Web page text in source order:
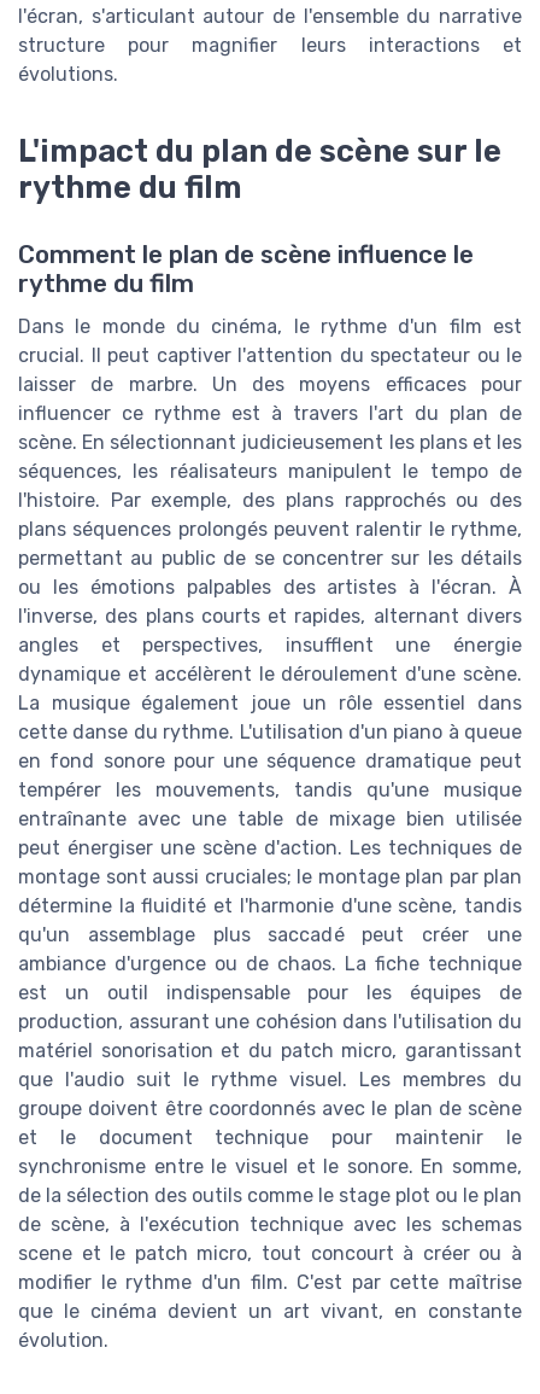
l'écran, s'articulant autour de l'ensemble du narrative
structure pour magnifier leurs interactions et
évolutions.
L'impact du plan de scène sur le
rythme du film
Comment le plan de scène influence le
rythme du film
Dans le monde du cinéma, le rythme d'un film est
crucial. Il peut captiver l'attention du spectateur ou le
laisser de marbre. Un des moyens efficaces pour
influencer ce rythme est à travers l'art du plan de
scène. En sélectionnant judicieusement les plans et les
séquences, les réalisateurs manipulent le tempo de
l'histoire. Par exemple, des plans rapprochés ou des
plans séquences prolongés peuvent ralentir le rythme,
permettant au public de se concentrer sur les détails
ou les émotions palpables des artistes à l'écran. À
l'inverse, des plans courts et rapides, alternant divers
angles et perspectives, insufflent une énergie
dynamique et accélèrent le déroulement d'une scène.
La musique également joue un rôle essentiel dans
cette danse du rythme. L'utilisation d'un piano à queue
en fond sonore pour une séquence dramatique peut
tempérer les mouvements, tandis qu'une musique
entraînante avec une table de mixage bien utilisée
peut énergiser une scène d'action. Les techniques de
montage sont aussi cruciales; le montage plan par plan
détermine la fluidité et l'harmonie d'une scène, tandis
qu'un assemblage plus saccadé peut créer une
ambiance d'urgence ou de chaos. La fiche technique
est un outil indispensable pour les équipes de
production, assurant une cohésion dans l'utilisation du
matériel sonorisation et du patch micro, garantissant
que l'audio suit le rythme visuel. Les membres du
groupe doivent être coordonnés avec le plan de scène
et le document technique pour maintenir le
synchronisme entre le visuel et le sonore. En somme,
de la sélection des outils comme le stage plot ou le plan
de scène, à l'exécution technique avec les schemas
scene et le patch micro, tout concourt à créer ou à
modifier le rythme d'un film. C'est par cette maîtrise
que le cinéma devient un art vivant, en constante
évolution.